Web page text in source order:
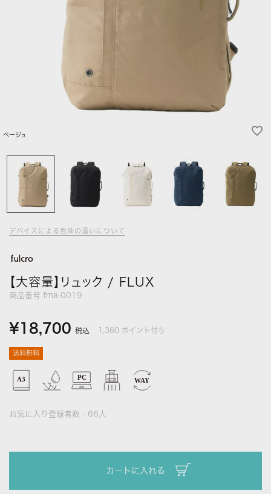
ベージュ
デバイスによる色味の違いについて
【大容量】リュック / FLUX
商品番号 fma-0019
¥18,700 税込 1,360 ポイント付与
送料無料
お気に入り登録者数： 66 人
カートに入れる